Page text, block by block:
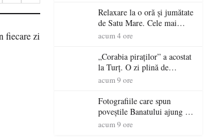
Relaxare la o oră și jumătate
de Satu Mare. Cele mai
spectaculoase piscine
Maramureș, ideale pentru o
escapadă de vară
acum 4 ore
„Corabia piraților” a acostat
la Turț. O zi plină de
aventură și lecții despre
tabăra de vară
acum 9 ore
Fotografiile care spun
poveștile Banatului ajung la
Muzeul de Artă Satu Mare
acum 9 ore